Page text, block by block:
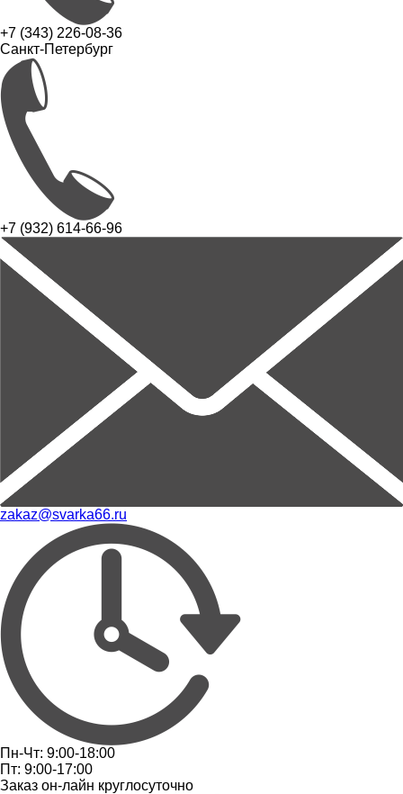
+7 (343) 226-08-36
Санкт-Петербург
+7 (932) 614-66-96
zakaz@svarka66.ru
Пн-Чт: 9:00-18:00
Пт: 9:00-17:00
Заказ он-лайн круглосуточно